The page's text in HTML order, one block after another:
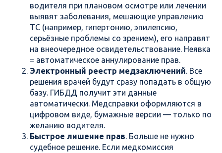
водителя при плановом осмотре или лечении
выявят заболевания, мешающие управлению
ТС (например, гипертонию, эпилепсию,
серьёзные проблемы со зрением), его направят
на внеочередное освидетельствование. Неявка
= автоматическое аннулирование прав.
Электронный реестр медзаключений. Все
решения врачей будут сразу попадать в общую
базу. ГИБДД получит эти данные
автоматически. Медсправки оформляются в
цифровом виде, бумажные версии — только по
желанию водителя.
Быстрое лишение прав. Больше не нужно
судебное решение. Если медкомиссия